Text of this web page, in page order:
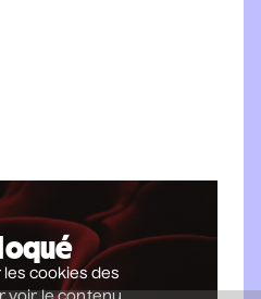
Momo
Landry
cookies des